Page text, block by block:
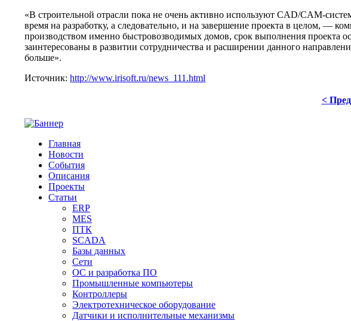
«В строительной отрасли пока не очень активно используют CAD/CAM-
время на разработку, а следовательно, и на завершение проекта в целом,
производством именно быстровозводимых домов, срок выполнения проекта
заинтересованы в развитии сотрудничества и расширении данного
больше».
Источник:http://www.irisoft.ru/news_111.html
<
Главная
Новости
События
Описания
Проекты
Статьи
ERP
MES
ПТК
SCADA
Базы данных
Сети
ОС и разработка ПО
Промышленные компьютеры
Контроллеры
Электротехническое оборудование
Датчики и исполнительные механизмы